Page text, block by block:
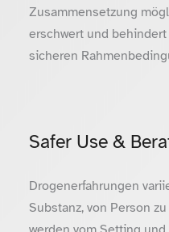
Zusammensetzung
erschwert und
sicheren
Safer Use &
Drogenerfahrungen
Substanz, von Person